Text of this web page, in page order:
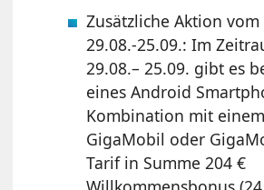
Zusätzliche Aktion vom
29.08.-25.09.: Im
29.08.– 25.09. gibt es
eines Android
Kombination mit einem
GigaMobil oder
Tarif in Summe 204 €